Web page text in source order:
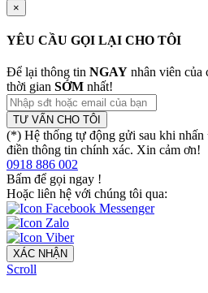
×
YÊU CẦU GỌI LẠI CHO TÔI
Để lại thông tin NGAY nhân viên của
thời gian SỚM nhất!
TƯ VẤN CHO TÔI
(*) Hệ thống tự động gửi sau khi nhấn
điền thông tin chính xác. Xin cảm ơn!
0918 886 002
Bấm để gọi ngay !
Hoặc liên hệ với chúng tôi qua:
XÁC NHẬN
Scroll